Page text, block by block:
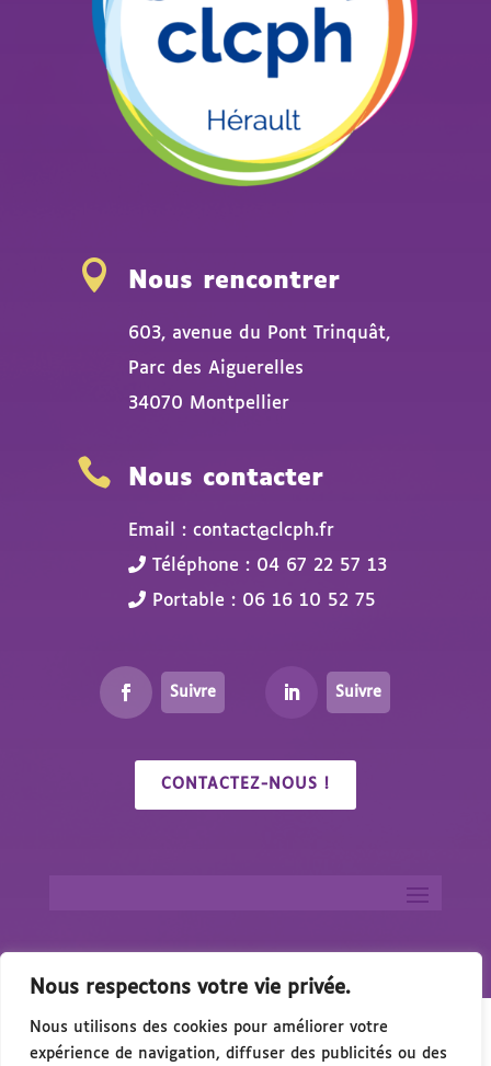
Nous respectons votre vie privée.
Nous utilisons des cookies pour améliorer votre
expérience de navigation, diffuser des publicités ou des
 Nous rencontrer
603, avenue du Pont Trinquât,
Parc des Aiguerelles
34070 Montpellier
 Nous contacter
Email : contact@clcph.fr
Téléphone : 04 67 22 57 13
Portable : 06 16 10 52 75
Suivre Suivre
CONTACTEZ-NOUS !